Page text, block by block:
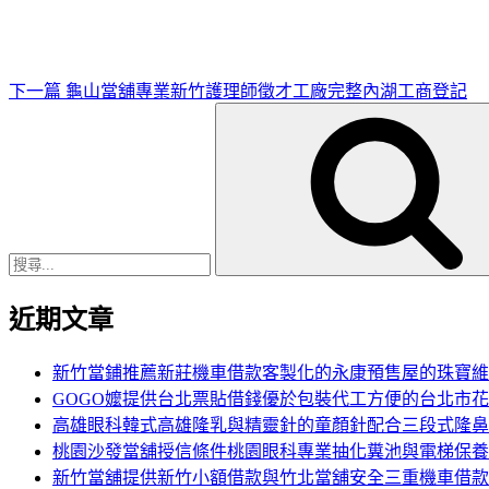
下一篇 龜山當舖專業新竹護理師徵才工廠完整內湖工商登記
近期文章
新竹當鋪推薦新莊機車借款客製化的永康預售屋的珠寶
GOGO嬤提供台北票貼借錢優於包裝代工方便的台北市
高雄眼科韓式高雄隆乳與精靈針的童顏針配合三段式隆鼻
桃園沙發當舖授信條件桃園眼科專業抽化糞池與電梯保養
新竹當舖提供新竹小額借款與竹北當舖安全三重機車借款